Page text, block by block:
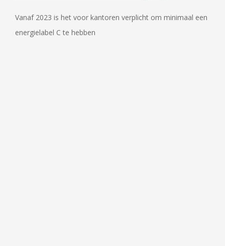
Vanaf 2023 is het voor kantoren verplicht om minimaal een
energielabel C te hebben